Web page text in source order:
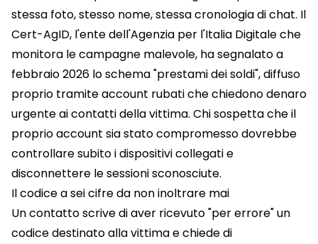
stessa foto, stesso nome, stessa cronologia di chat. Il
Cert-AgID, l'ente dell'Agenzia per l'Italia Digitale che
monitora le campagne malevole, ha segnalato a
febbraio 2026 lo schema "prestami dei soldi", diffuso
proprio tramite account rubati che chiedono denaro
urgente ai contatti della vittima. Chi sospetta che il
proprio account sia stato compromesso dovrebbe
controllare subito i dispositivi collegati e
disconnettere le sessioni sconosciute.
Il codice a sei cifre da non inoltrare mai
Un contatto scrive di aver ricevuto "per errore" un
codice destinato alla vittima e chiede di